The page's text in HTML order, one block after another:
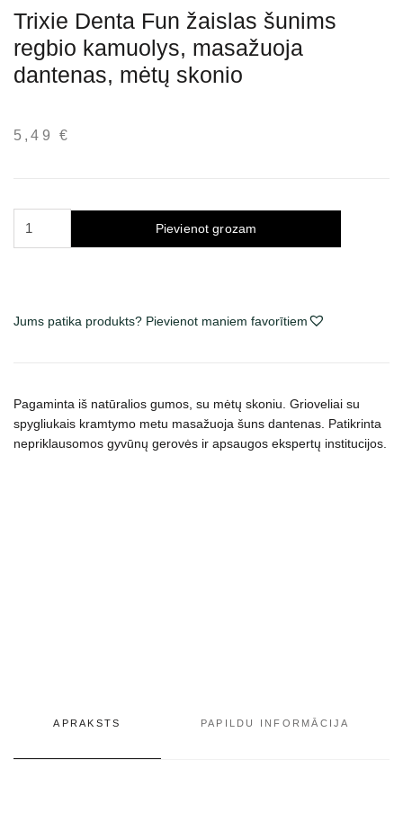
Trixie Denta Fun žaislas šunims
regbio kamuolys, masažuoja
dantenas, mėtų skonio
5,49 €
Trixie
regbio
mėtų
skonio
Pievienot grozam
Jums patika produkts? Pievienot maniem favorītiem
Pagaminta iš natūralios gumos, su mėtų skoniu. Grioveliai su
spygliukais kramtymo metu masažuoja šuns dantenas. Patikrinta
nepriklausomos gyvūnų gerovės ir apsaugos ekspertų institucijos.
APRAKSTS PAPILDU INFORMĀCIJA